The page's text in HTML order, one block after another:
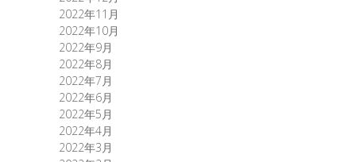
2022年11月
2022年10月
2022年9月
2022年8月
2022年7月
2022年6月
2022年5月
2022年4月
2022年3月